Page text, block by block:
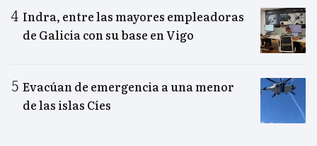
Indra, entre las mayores empleadoras
de Galicia con su base en Vigo
Evacúan de emergencia a una menor
de las islas Cíes